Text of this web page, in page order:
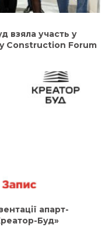
взяла участь у
Construction Forum
апарт-
Буд»